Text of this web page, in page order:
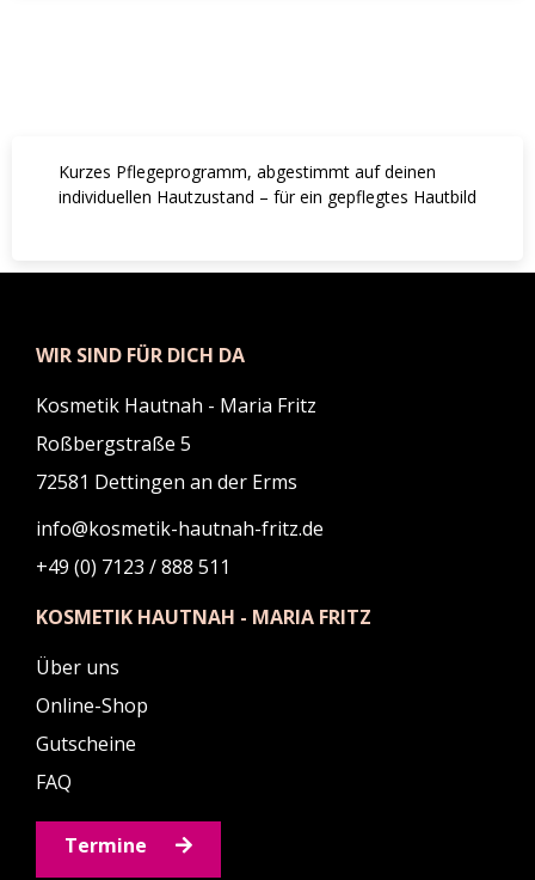
Kurzes Pflegeprogramm, abgestimmt auf deinen
individuellen Hautzustand – für ein gepflegtes Hautbild
WIR SIND FÜR DICH DA
Kosmetik Hautnah - Maria Fritz
Roßbergstraße 5
72581 Dettingen an der Erms
info@kosmetik-hautnah-fritz.de
+49 (0) 7123 / 888 511
KOSMETIK HAUTNAH - MARIA FRITZ
Über uns
Online-Shop
Gutscheine
FAQ
Termine